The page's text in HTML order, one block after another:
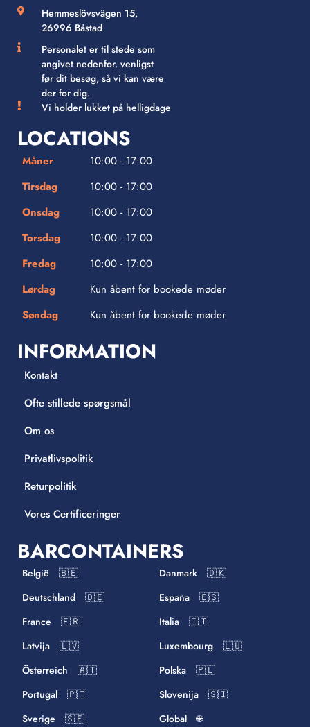
Hemmeslövsvägen 15,
26996 Båstad
Personalet er til stede som
angivet nedenfor. venligst
før dit besøg, så vi kan være
der for dig.
Vi holder lukket på helligdage
LOCATIONS
Måner
10:00 - 17:00
Tirsdag
10:00 - 17:00
Onsdag
10:00 - 17:00
Torsdag
10:00 - 17:00
Fredag
10:00 - 17:00
Lørdag
Kun åbent for bookede møder
Søndag
Kun åbent for bookede møder
INFORMATION
Kontakt
Ofte stillede spørgsmål
Om os
Privatlivspolitik
Returpolitik
Vores Certificeringer
BARCONTAINERS
België 🇧🇪
Danmark 🇩🇰
Deutschland 🇩🇪
España 🇪🇸
France 🇫🇷
Italia 🇮🇹
Latvija 🇱🇻
Luxembourg 🇱🇺
Österreich 🇦🇹
Polska 🇵🇱
Portugal 🇵🇹
Slovenija 🇸🇮
Sverige 🇸🇪
Global 🌐